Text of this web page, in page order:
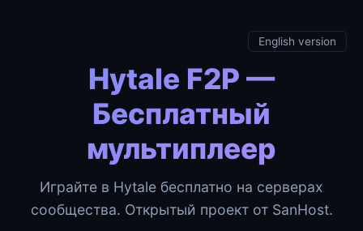
English version
Hytale F2P —
Бесплатный
мультиплеер
Играйте в Hytale бесплатно на серверах
сообщества. Открытый проект от SanHost.